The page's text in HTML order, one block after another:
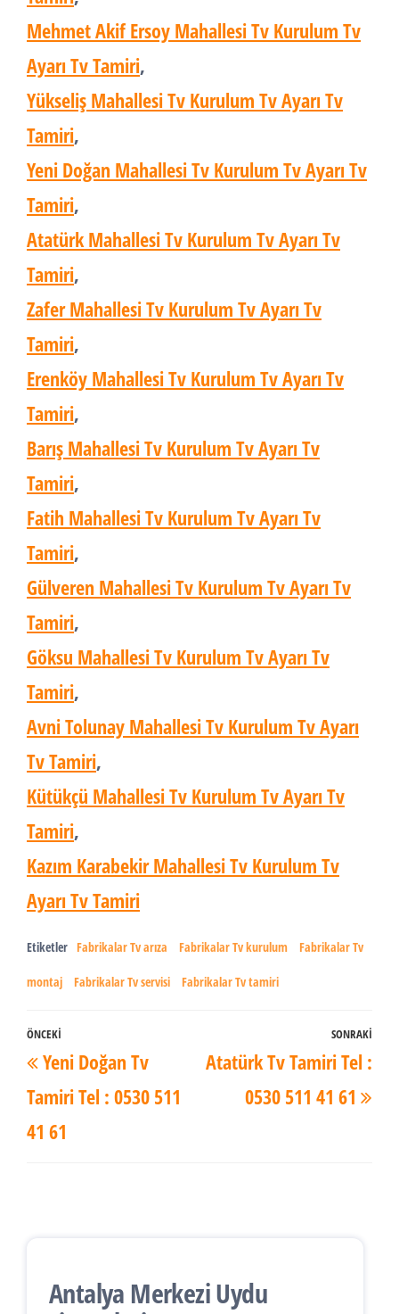
Mehmet Akif Ersoy Mahallesi Tv Kurulum Tv
Ayarı Tv Tamiri,
Yükseliş Mahallesi Tv Kurulum Tv Ayarı Tv
Tamiri,
Yeni Doğan Mahallesi Tv Kurulum Tv Ayarı Tv
Tamiri,
Atatürk Mahallesi Tv Kurulum Tv Ayarı Tv
Tamiri,
Zafer Mahallesi Tv Kurulum Tv Ayarı Tv
Tamiri,
Erenköy Mahallesi Tv Kurulum Tv Ayarı Tv
Tamiri,
Barış Mahallesi Tv Kurulum Tv Ayarı Tv
Tamiri,
Fatih Mahallesi Tv Kurulum Tv Ayarı Tv
Tamiri,
Gülveren Mahallesi Tv Kurulum Tv Ayarı Tv
Tamiri,
Göksu Mahallesi Tv Kurulum Tv Ayarı Tv
Tamiri,
Avni Tolunay Mahallesi Tv Kurulum Tv Ayarı
Tv Tamiri,
Kütükçü Mahallesi Tv Kurulum Tv Ayarı Tv
Tamiri,
Kazım Karabekir Mahallesi Tv Kurulum Tv
Ayarı Tv Tamiri
Etiketler Fabrikalar Tv arıza Fabrikalar Tv kurulum Fabrikalar Tv
montaj Fabrikalar Tv servisi Fabrikalar Tv tamiri
Yazı
dolaşımı
Önceki
Yazı
ÖNCEKI
Yeni Doğan Tv
Tamiri Tel : 0530 511
41 61
SONRAKI
Atatürk Tv Tamiri Tel :
0530 511 41 61
Antalya Merkezi Uydu